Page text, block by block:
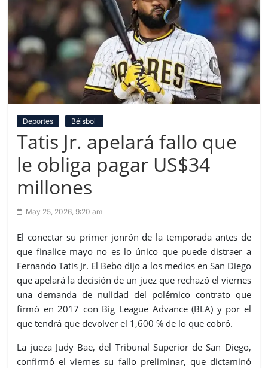
Deportes Béisbol
Tatis Jr. apelará fallo que
le obliga pagar US$34
millones
May 25, 2026, 9:20 am
El conectar su primer jonrón de la temporada antes de
que finalice mayo no es lo único que puede distraer a
Fernando Tatis Jr. El Bebo dijo a los medios en San Diego
que apelará la decisión de un juez que rechazó el viernes
una demanda de nulidad del polémico contrato que
firmó en 2017 con Big League Advance (BLA) y por el
que tendrá que devolver el 1,600 % de lo que cobró.
La jueza Judy Bae, del Tribunal Superior de San Diego,
confirmó el viernes su fallo preliminar, que dictaminó